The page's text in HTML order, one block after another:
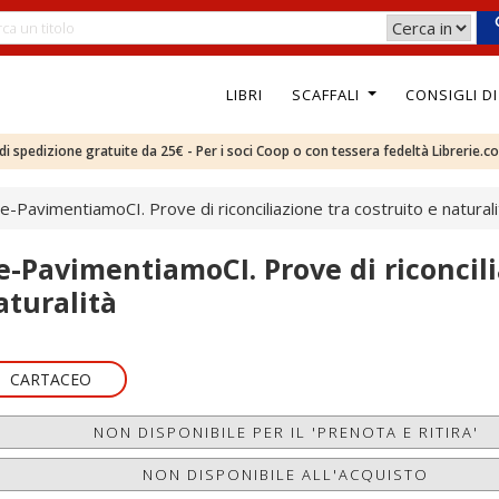
LIBRI SCAFFALI CONSIGLI
spedizione gratuite da 25€ - Per i soci Coop o con tessera fedeltà
PavimentiamoCI. Prove di riconciliazione tra costruito e
PavimentiamoCI. Prove di
CARTACEO
NON DISPONIBILE PER IL 'PRENOTA E RITIRA'
NON DISPONIBILE ALL'ACQUISTO